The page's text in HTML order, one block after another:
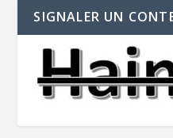
SIGNALER UN